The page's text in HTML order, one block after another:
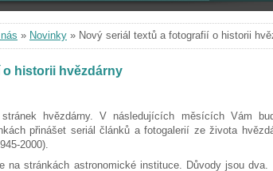
» Novinky » Nový seriál textů a fotografií o historii
o historii hvězdárny
hvězdárny. V následujících měsících Vám
přinášet seriál článků a fotogalerií ze života
2000).
na stránkách astronomické instituce. Důvody jsou dva.